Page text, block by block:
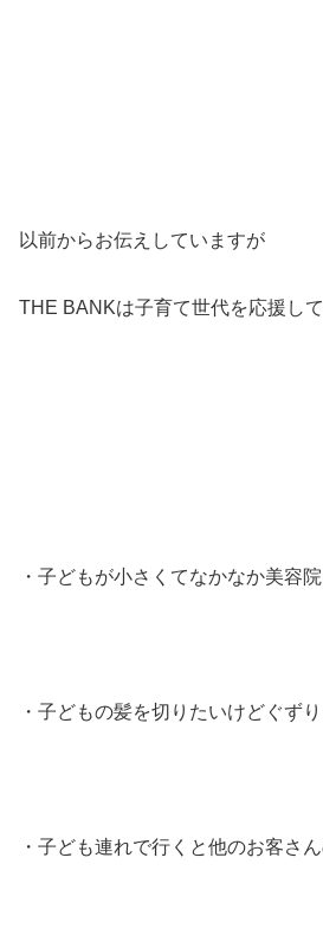
以前からお伝えしていますが
THE BANKは子育て世代を応援して
・子どもが小さくてなかなか美容院
・子どもの髪を切りたいけどぐずり
・子ども連れで行くと他のお客さ